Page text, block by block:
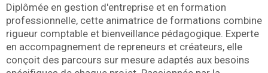
Diplômée en gestion d'entreprise et en formation
professionnelle, cette animatrice de formations combine
rigueur comptable et bienveillance pédagogique. Experte
en accompagnement de repreneurs et créateurs, elle
conçoit des parcours sur mesure adaptés aux besoins